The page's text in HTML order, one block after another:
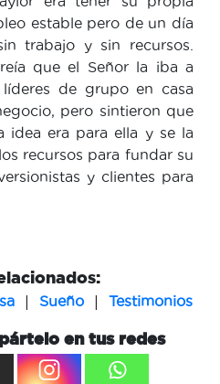
estable pero de un día
trabajo y sin recursos.
que el Señor la iba a
de grupo en casa
pero sintieron que
idea era para ella y se la
recursos para fundar su
y clientes para
| Sueño | Testimonios
en tus redes